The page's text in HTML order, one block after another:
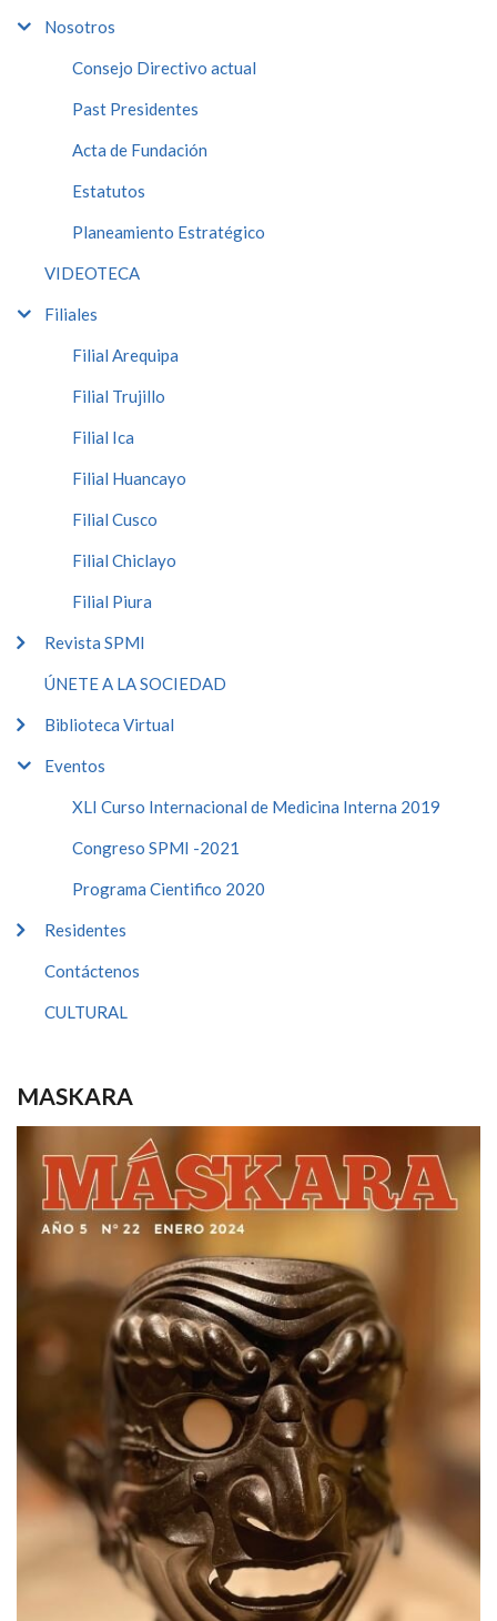
Nosotros
Consejo Directivo actual
Past Presidentes
Acta de Fundación
Estatutos
Planeamiento Estratégico
VIDEOTECA
Filiales
Filial Arequipa
Filial Trujillo
Filial Ica
Filial Huancayo
Filial Cusco
Filial Chiclayo
Filial Piura
Revista SPMI
ÚNETE A LA SOCIEDAD
Biblioteca Virtual
Eventos
XLI Curso Internacional de Medicina Interna 2019
Congreso SPMI -2021
Programa Cientifico 2020
Residentes
Contáctenos
CULTURAL
MASKARA